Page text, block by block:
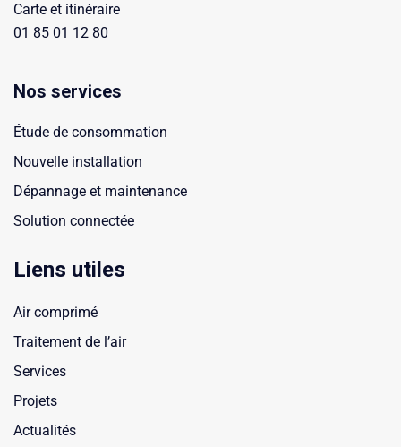
Carte et itinéraire
01 85 01 12 80
Nos services
Étude de consommation
Nouvelle installation
Dépannage et maintenance
Solution connectée
Liens utiles
Air comprimé
Traitement de l’air
Services
Projets
Actualités